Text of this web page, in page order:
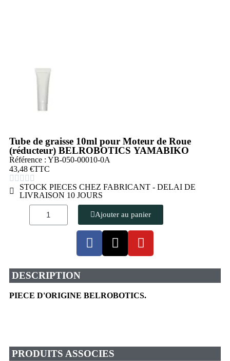
Tube de graisse 10ml pour Moteur de Roue
(réducteur) BELROBOTICS YAMABIKO
Référence : YB-050-00010-0A
43,48 €TTC
    
STOCK PIECES CHEZ FABRICANT - DELAI DE
LIVRAISON 10 JOURS
Ajouter au panier
DESCRIPTION
PIECE D'ORIGINE BELROBOTICS.
PRODUITS ASSOCIES